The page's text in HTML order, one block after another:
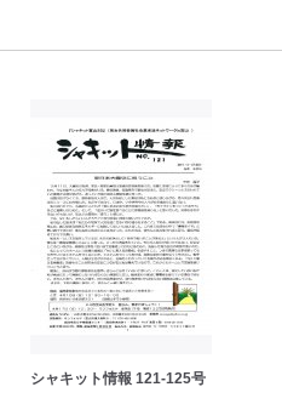
シャキット情報 121-125号